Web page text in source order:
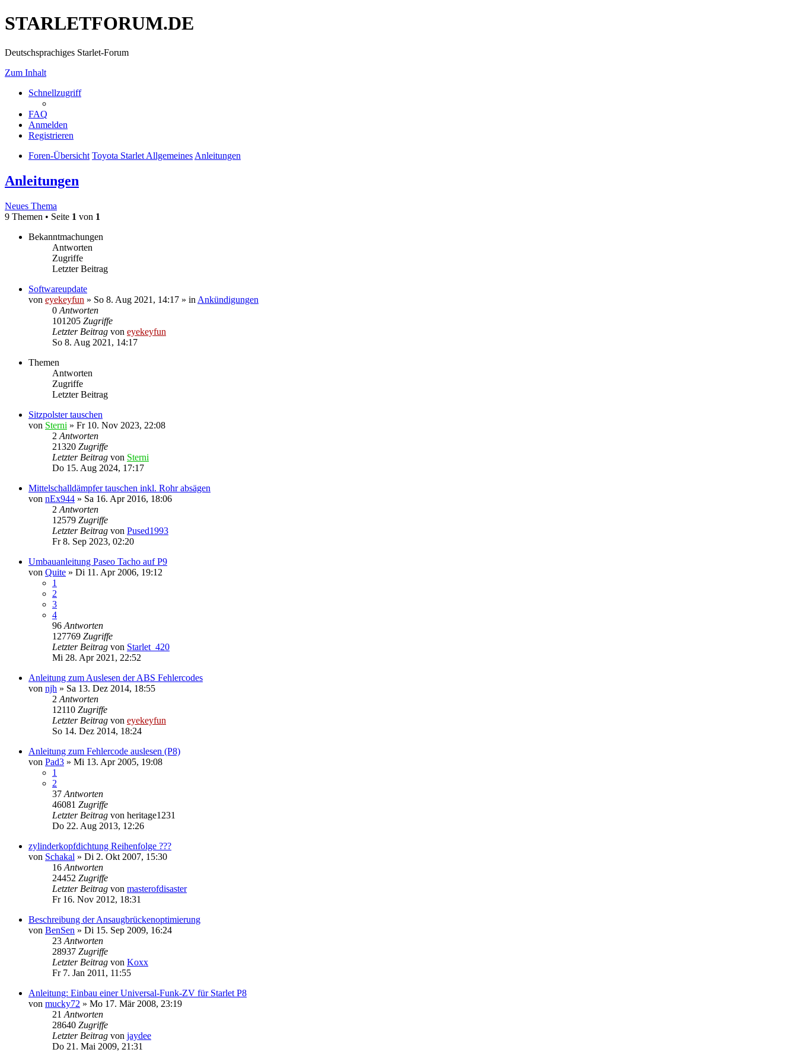
STARLETFORUM.DE
Deutschsprachiges Starlet-Forum
Zum Inhalt
Schnellzugriff
FAQ
Anmelden
Registrieren
Foren-Übersicht Toyota Starlet Allgemeines Anleitungen
Anleitungen
Neues Thema
9 Themen • Seite 1 von 1
Bekanntmachungen
Antworten
Zugriffe
Letzter Beitrag
Softwareupdate
von eyekeyfun » So 8. Aug 2021, 14:17 » in Ankündigungen
0 Antworten
101205 Zugriffe
Letzter Beitrag von eyekeyfun
So 8. Aug 2021, 14:17
Themen
Antworten
Zugriffe
Letzter Beitrag
Sitzpolster tauschen
von Sterni » Fr 10. Nov 2023, 22:08
2 Antworten
21320 Zugriffe
Letzter Beitrag von Sterni
Do 15. Aug 2024, 17:17
Mittelschalldämpfer tauschen inkl. Rohr absägen
von nEx944 » Sa 16. Apr 2016, 18:06
2 Antworten
12579 Zugriffe
Letzter Beitrag von Pused1993
Fr 8. Sep 2023, 02:20
Umbauanleitung Paseo Tacho auf P9
von Quite » Di 11. Apr 2006, 19:12
1
2
3
4
96 Antworten
127769 Zugriffe
Letzter Beitrag von Starlet_420
Mi 28. Apr 2021, 22:52
Anleitung zum Auslesen der ABS Fehlercodes
von njh » Sa 13. Dez 2014, 18:55
2 Antworten
12110 Zugriffe
Letzter Beitrag von eyekeyfun
So 14. Dez 2014, 18:24
Anleitung zum Fehlercode auslesen (P8)
von Pad3 » Mi 13. Apr 2005, 19:08
1
2
37 Antworten
46081 Zugriffe
Letzter Beitrag von heritage1231
Do 22. Aug 2013, 12:26
zylinderkopfdichtung Reihenfolge ???
von Schakal » Di 2. Okt 2007, 15:30
16 Antworten
24452 Zugriffe
Letzter Beitrag von masterofdisaster
Fr 16. Nov 2012, 18:31
Beschreibung der Ansaugbrückenoptimierung
von BenSen » Di 15. Sep 2009, 16:24
23 Antworten
28937 Zugriffe
Letzter Beitrag von Koxx
Fr 7. Jan 2011, 11:55
Anleitung: Einbau einer Universal-Funk-ZV für Starlet P8
von mucky72 » Mo 17. Mär 2008, 23:19
21 Antworten
28640 Zugriffe
Letzter Beitrag von jaydee
Do 21. Mai 2009, 21:31